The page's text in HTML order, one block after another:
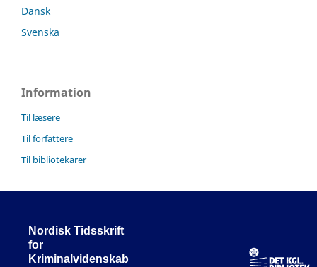
Dansk
Svenska
Information
Til læsere
Til forfattere
Til bibliotekarer
Nordisk Tidsskrift
for
Kriminalvidenskab